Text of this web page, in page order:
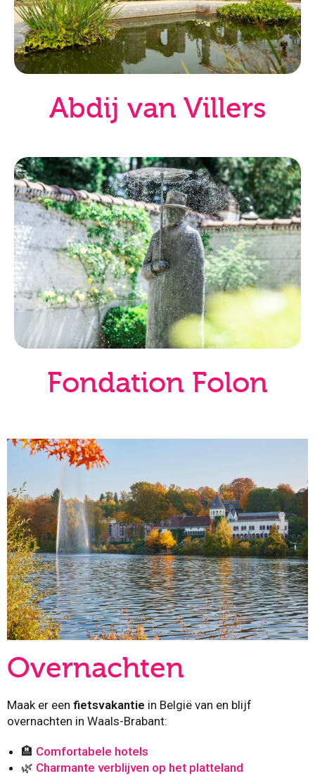
Abdij van Villers
Fondation Folon
Overnachten
Maak er een fietsvakantie in België van en blijf
overnachten in Waals-Brabant:
🏨 Comfortabele hotels
🌿 Charmante verblijven op het platteland